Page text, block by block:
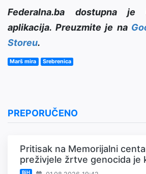
Federalna.ba dostupna
aplikacija. Preuzmite je na
Storeu.
Marš mira Srebrenica
PREPORUČENO
Pritisak na Memorijalni
preživjele žrtve genocida je
BiH